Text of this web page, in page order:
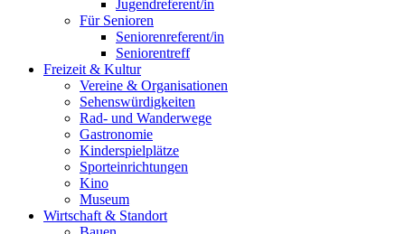
Jugendreferent/in
Für Senioren
Seniorenreferent/in
Seniorentreff
Freizeit & Kultur
Vereine & Organisationen
Sehenswürdigkeiten
Rad- und Wanderwege
Gastronomie
Kinderspielplätze
Sporteinrichtungen
Kino
Museum
Wirtschaft & Standort